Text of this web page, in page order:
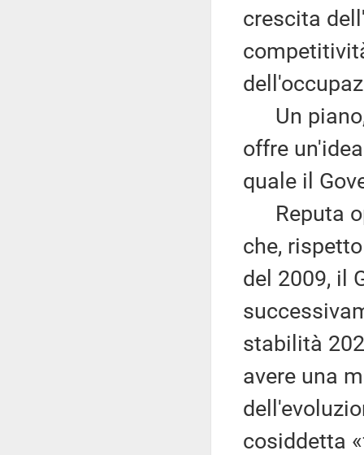
crescita
Un piano,
offre
quale il
Reputa
che,
del 2009, il
stabilità
avere una
cosiddetta